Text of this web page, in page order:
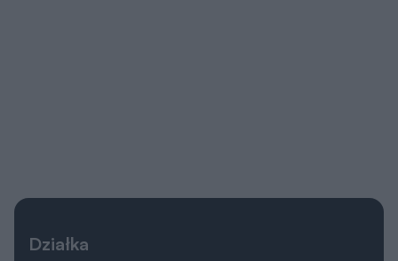
Działka